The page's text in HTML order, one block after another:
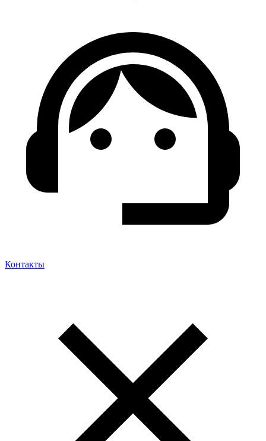
Контакты